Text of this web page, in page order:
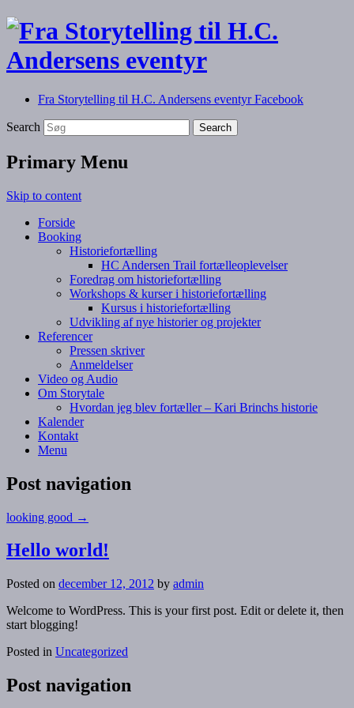
Fra Storytelling til H.C.
Andersens eventyr
Fortælling, foredrag, workshops og kurser
Fra Storytelling til H.C. Andersens eventyr Facebook
Search
Primary Menu
Skip to content
Forside
Booking
Historiefortælling
HC Andersen Trail fortælleoplevelser
Foredrag om historiefortælling
Workshops & kurser i historiefortælling
Kursus i historiefortælling
Udvikling af nye historier og projekter
Referencer
Pressen skriver
Anmeldelser
Video og Audio
Om Storytale
Hvordan jeg blev fortæller – Kari Brinchs historie
Kalender
Kontakt
Menu
Post navigation
looking good →
Hello world!
Posted on december 12, 2012 by admin
Welcome to WordPress. This is your first post. Edit or delete it, then
start blogging!
Posted in Uncategorized
Post navigation